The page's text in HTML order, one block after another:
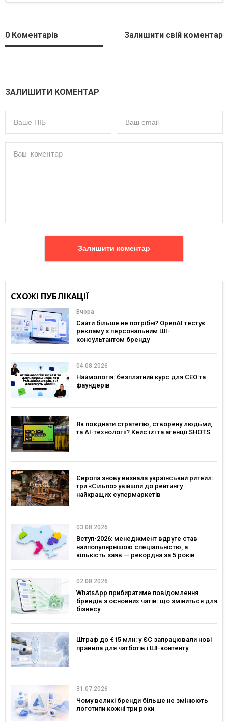
0 Коментарів Залишити свій коментар
ЗАЛИШИТИ КОМЕНТАР
Залишити коментар
СХОЖІ ПУБЛІКАЦІЇ
Вчора
Сайти більше не потрібні? OpenAI тестує
рекламу з персональним ШІ-
консультантом бренду
04.08.2026
Наймологія: безплатний курс для CEO та
фаундерів
Як поєднати стратегію, створену людьми,
та AI-технології? Кейс izi та агенції SHOTS
Європа знову визнала український ритейл:
три «Сільпо» увійшли до рейтингу
найкращих супермаркетів
03.08.2026
Вступ-2026: менеджмент вдруге став
найпопулярнішою спеціальністю, а
кількість заяв — рекордна за 5 років
02.08.2026
WhatsApp прибиратиме повідомлення
брендів з основних чатів: що зміниться для
бізнесу
Штраф до €15 млн: у ЄС запрацювали нові
правила для чатботів і ШІ-контенту
31.07.2026
Чому великі бренди більше не змінюють
логотипи кожні три роки